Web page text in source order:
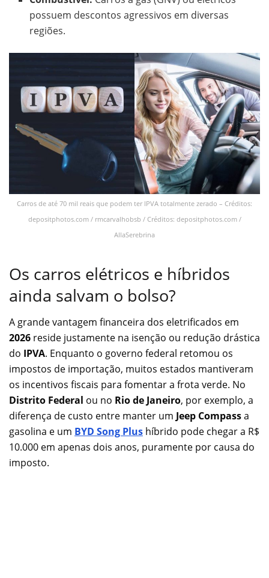
possuem descontos agressivos em diversas
regiões.
Carros de até 70 mil reais que podem ter IPVA totalmente zerado – Créditos:
depositphotos.com / rmcarvalhobsb / Créditos: depositphotos.com /
AllaSerebrina
Os carros elétricos e híbridos
ainda salvam o bolso?
A grande vantagem financeira dos eletrificados em
2026 reside justamente na isenção ou redução drástica
do IPVA. Enquanto o governo federal retomou os
impostos de importação, muitos estados mantiveram
os incentivos fiscais para fomentar a frota verde. No
Distrito Federal ou no Rio de Janeiro, por exemplo, a
diferença de custo entre manter um Jeep Compassa
gasolina e um BYD Song Plus híbrido pode chegar a R$
10.000 em apenas dois anos, puramente por causa do
imposto.